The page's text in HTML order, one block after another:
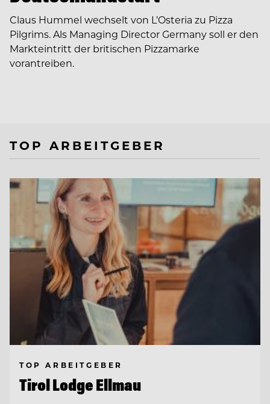
Claus Hummel wechselt von L’Osteria zu Pizza
Pilgrims. Als Managing Director Germany soll er den
Markteintritt der britischen Pizzamarke
vorantreiben.
TOP ARBEITGEBER
TOP ARBEITGEBER
Tirol Lodge Ellmau